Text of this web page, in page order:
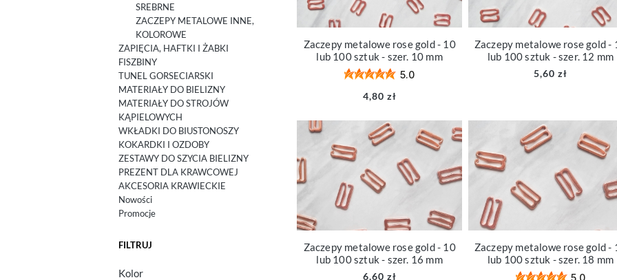
SREBRNE
ZACZEPY METALOWE INNE,
KOLOROWE
ZAPIĘCIA, HAFTKI I ŻABKI
FISZBINY
TUNEL GORSECIARSKI
MATERIAŁY DO BIELIZNY
MATERIAŁY DO STROJÓW
KĄPIELOWYCH
WKŁADKI DO BIUSTONOSZY
KOKARDKI I OZDOBY
ZESTAWY DO SZYCIA BIELIZNY
PREZENT DLA KRAWCOWEJ
AKCESORIA KRAWIECKIE
Nowości
Promocje
FILTRUJ
Kolor
Zaczepy metalowe rose gold - 10
lub 100 sztuk - szer. 10 mm
5.0
4,80 zł
Zaczepy metalowe rose gold -
lub 100 sztuk - szer. 12 mm
5,60 zł
Zaczepy metalowe rose gold - 10
lub 100 sztuk - szer. 16 mm
6,60 zł
Zaczepy metalowe rose gold -
lub 100 sztuk - szer. 18 mm